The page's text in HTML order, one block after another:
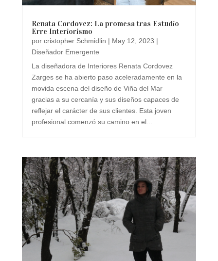
Renata Cordovez: La promesa tras Estudio
Erre Interiorismo
por cristopher Schmidlin | May 12, 2023 |
Diseñador Emergente
La diseñadora de Interiores Renata Cordovez
Zarges se ha abierto paso aceleradamente en la
movida escena del diseño de Viña del Mar
gracias a su cercanía y sus diseños capaces de
reflejar el carácter de sus clientes. Esta joven
profesional comenzó su camino en el...